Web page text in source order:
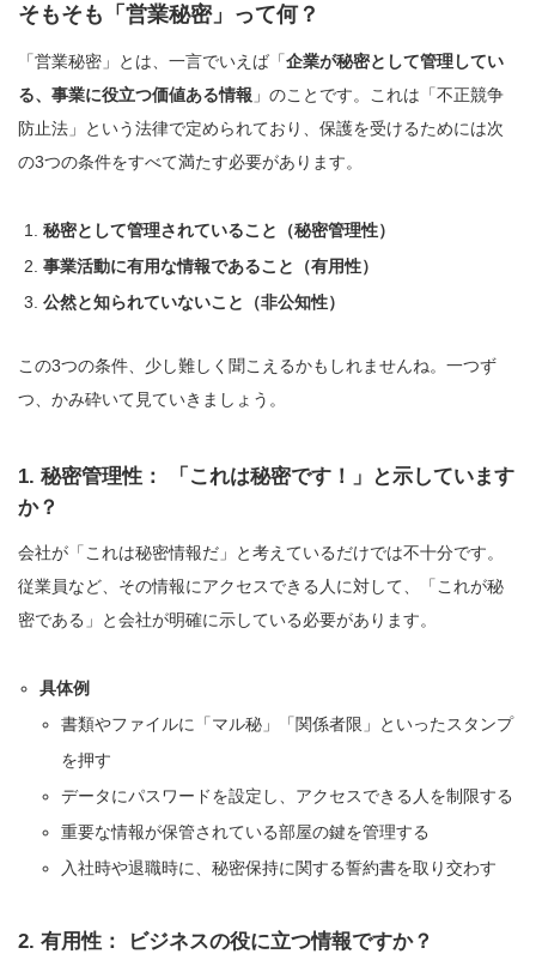
そもそも「営業秘密」って何？
「営業秘密」とは、一言でいえば「企業が秘密として管理してい
る、事業に役立つ価値ある情報 」のことです。これは「不正競争
防止法」という法律で定められており、保護を受けるためには次
の3つの条件をすべて満たす必要があります。
秘密として管理されていること（秘密管理性）
事業活動に有用な情報であること（有用性）
公然と知られていないこと（非公知性）
この3つの条件、少し難しく聞こえるかもしれませんね。一つず
つ、かみ砕いて見ていきましょう。
1. 秘密管理性： 「これは秘密です！」と示しています
か？
会社が「これは秘密情報だ」と考えているだけでは不十分です。
従業員など、その情報にアクセスできる人に対して、「これが秘
密である」と会社が明確に示している必要があります。
具体例
書類やファイルに「マル秘」「関係者限」といったスタンプ
を押す
データにパスワードを設定し、アクセスできる人を制限する
重要な情報が保管されている部屋の鍵を管理する
入社時や退職時に、秘密保持に関する誓約書を取り交わす
2. 有用性： ビジネスの役に立つ情報ですか？